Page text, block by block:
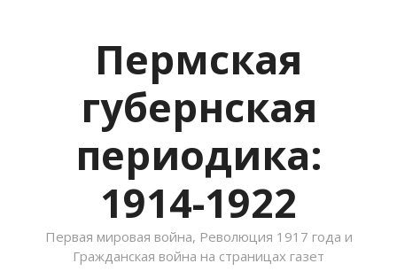
Пермская
губернская
периодика:
1914-1922
Первая мировая война, Революция 1917 года и
Гражданская война на страницах газет